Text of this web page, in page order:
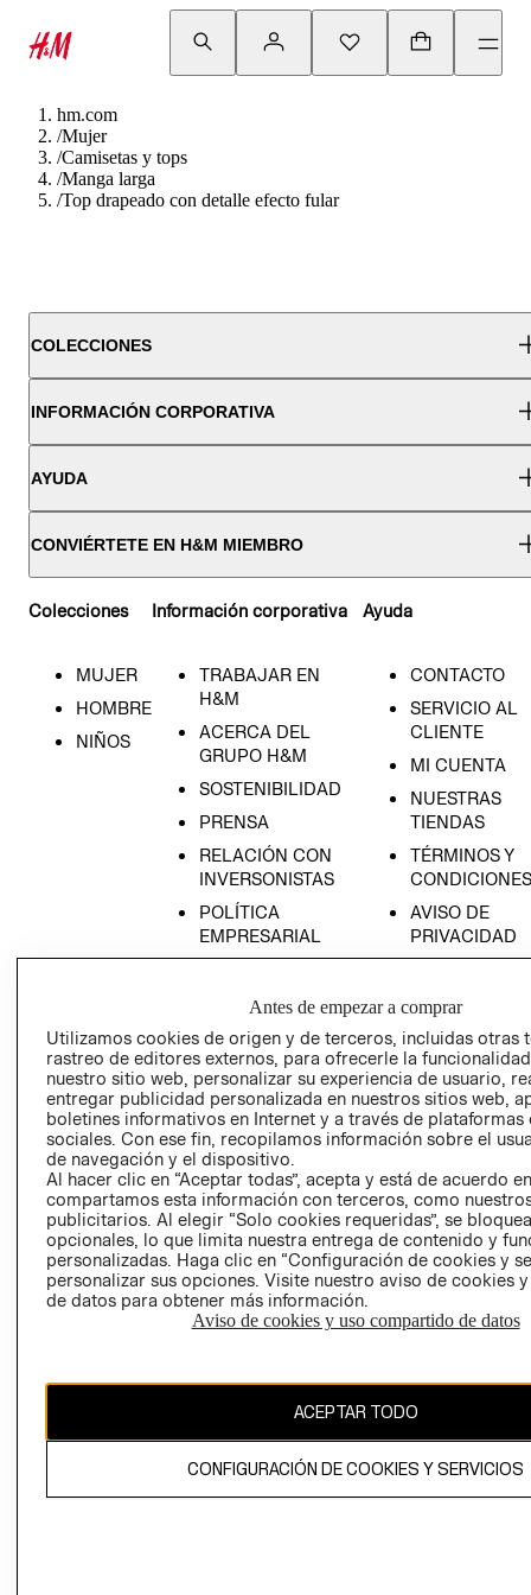
hm.com
/Mujer
/Camisetas y tops
/Manga larga
/Top drapeado con detalle efecto fular
COLECCIONES
INFORMACIÓN CORPORATIVA
AYUDA
CONVIÉRTETE EN H&M MIEMBRO
Colecciones
MUJER
HOMBRE
NIÑOS
Información corporativa
TRABAJAR EN
H&M
ACERCA DEL
GRUPO H&M
SOSTENIBILIDAD
PRENSA
RELACIÓN CON
INVERSONISTAS
POLÍTICA
EMPRESARIAL
Ayuda
CONTACTO
SERVICIO AL
CLIENTE
MI CUENTA
NUESTRAS
TIENDAS
TÉRMINOS Y
CONDICIONES
AVISO DE
PRIVACIDAD
AVISO DE
LIBRO DE
Ecuador ($)
CAMBIAR REGIÓN
propiedad de H&M Hennes & Mauritz AB.
Antes de empezar a comprar
Utilizamos cookies de origen y de terceros, incluidas otras
rastreo de editores externos, para ofrecerle la
nuestro sitio web, personalizar su experiencia de usuario,
entregar publicidad personalizada en nuestros sitios web,
boletines informativos en Internet y a través de plataformas
sociales. Con ese fin, recopilamos información sobre el
de navegación y el dispositivo.
Al hacer clic en “Aceptar todas”, acepta y está de acuerdo
compartamos esta información con terceros, como
publicitarios. Al elegir “Solo cookies requeridas”, se
opcionales, lo que limita nuestra entrega de contenido y
personalizadas. Haga clic en “Configuración de cookies y
personalizar sus opciones. Visite nuestro aviso de cookies
de datos para obtener más información.
Aviso de cookies y uso compartido de datos
ACEPTAR TODO
CONFIGURACIÓN DE COOKIES Y SERVICIOS